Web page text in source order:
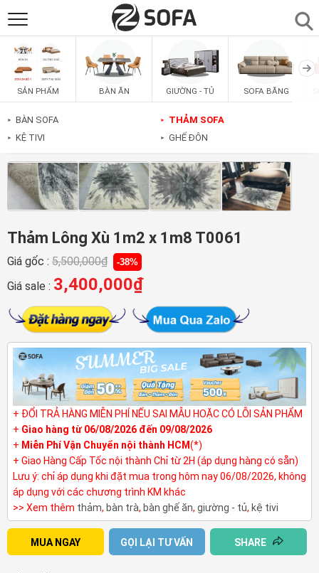
SẢN PHẨM
SOFAS
PHÒNG ĂN
PHÒNG NGỦ
PHÒNG KHÁCH
SẢN PHẨM BÀN ĂN GIƯỜNG - TỦ SOFA BĂNG
► BÀN SOFA
► KỆ TIVI
► THẢM SOFA
► GHẾ ĐÔN
Thảm Lông Xù 1m2 x 1m8 T0061
Giá gốc : 5,500,000₫ -38%
Giá sale : 3,400,000₫
+ ĐỔI TRẢ HÀNG MIỄN PHÍ NẾU SAI MẪU HOẶC CÓ LỖI SẢN PHẨM
+ Giao hàng từ 06/08/2026 đến 09/08/2026
+ Miễn Phí Vận Chuyển nội thành HCM(*)
+ Giao Hàng Cấp Tốc nội thành Chỉ từ 2H (áp dụng hàng có sẵn)
Lưu ý: chỉ áp dụng khi đặt mua trong hôm nay 06/08/2026, không
áp dụng với các chương trình KM khác
>> Xem thêm thảm, bàn trà, bàn ghế ăn, giường - tủ, kệ tivi
MUA NGAY GỌI LẠI TƯ VẤN SHARE